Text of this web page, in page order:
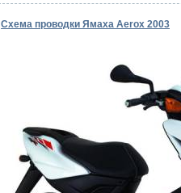
Схема проводки Ямаха Aerox 2003